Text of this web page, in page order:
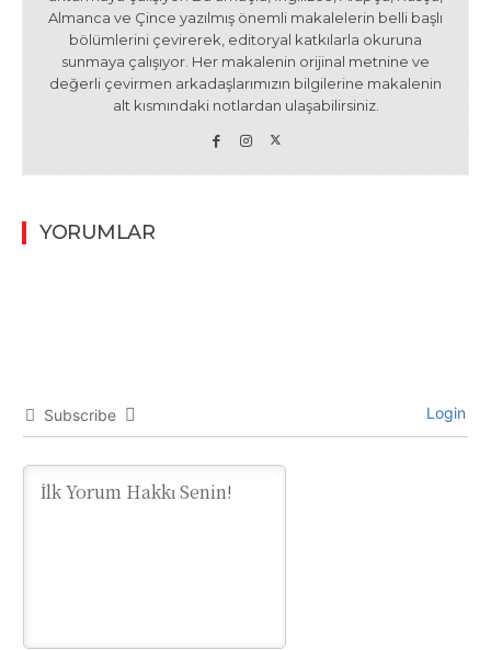
Almanca ve Çince yazılmış önemli makalelerin belli başlı
bölümlerini çevirerek, editoryal katkılarla okuruna
sunmaya çalışıyor. Her makalenin orijinal metnine ve
değerli çevirmen arkadaşlarımızın bilgilerine makalenin
alt kısmındaki notlardan ulaşabilirsiniz.
YORUMLAR
Subscribe Login